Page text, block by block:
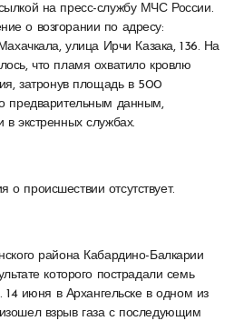
на пресс-службу МЧС России.
о возгорании по адресу:
улица Ирчи Казака, 136. На
что пламя охватило кровлю
затронув площадь в 500
предварительным данным,
экстренных службах.
происшествии отсутствует.
района Кабардино-Балкарии
которого пострадали семь
14 июня в Архангельске в одном из
взрыв газа с последующим